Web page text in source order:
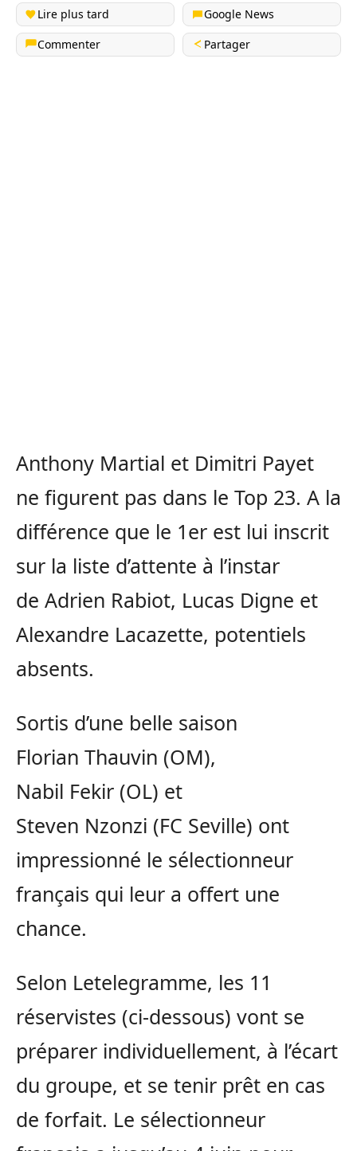
Lire plus tard
Google News
Commenter
Partager
Anthony Martial et Dimitri Payet
ne figurent pas dans le Top 23. A la
différence que le 1er est lui inscrit
sur la liste d’attente à l’instar
de Adrien Rabiot, Lucas Digne et
Alexandre Lacazette, potentiels
absents.
Sortis d’une belle saison
Florian Thauvin (OM),
Nabil Fekir (OL) et
Steven Nzonzi (FC Seville) ont
impressionné le sélectionneur
français qui leur a offert une
chance.
Selon Letelegramme, les 11
réservistes (ci-dessous) vont se
préparer individuellement, à l’écart
du groupe, et se tenir prêt en cas
de forfait. Le sélectionneur